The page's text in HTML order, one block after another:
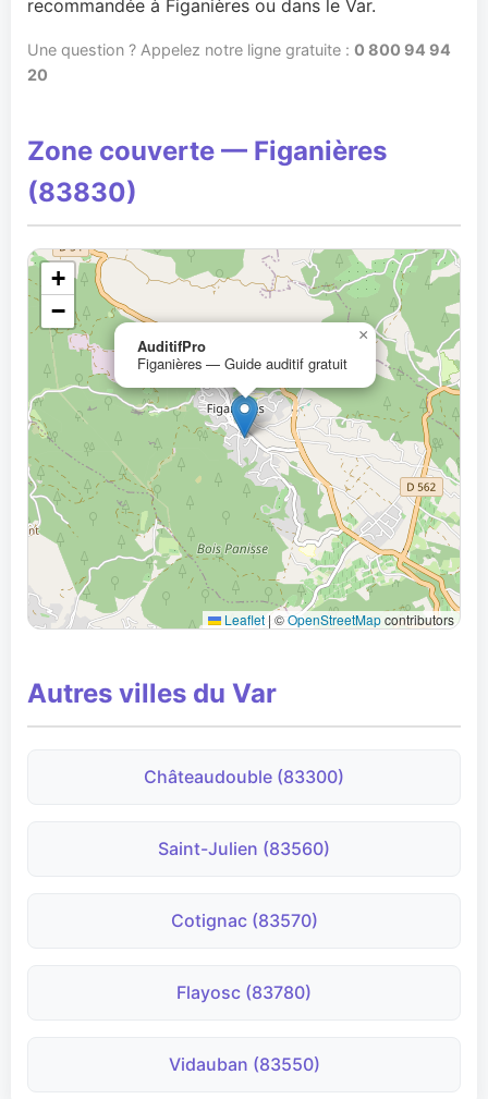
recommandée à Figanières ou dans le Var.
Une question ? Appelez notre ligne gratuite : 0 800 94 94
20
Zone couverte — Figanières
(83830)
AuditifPro
Figanières — Guide auditif gratuit
×
+
−
Leaflet |©OpenStreetMapcontributors
Autres villes du Var
Châteaudouble (83300)
Saint-Julien (83560)
Cotignac (83570)
Flayosc (83780)
Vidauban (83550)